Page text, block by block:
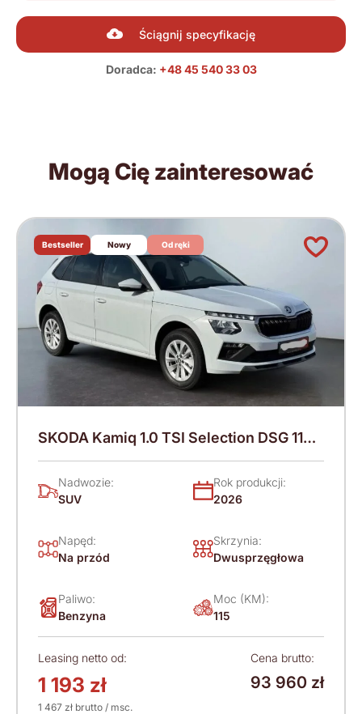
Ściągnij specyfikację
Doradca: +48 45 540 33 03
Mogą Cię zainteresować
Bestseller Nowy Od ręki
SKODA Kamiq 1.0 TSI Selection DSG 115
KM (2026)
Nadwozie:
SUV
Rok produkcji:
2026
Napęd:
Na przód
Skrzynia:
Dwusprzęgłowa
Paliwo:
Benzyna
Moc (KM):
115
Leasing netto od:
1 193 zł
1 467 zł brutto / msc.
Cena brutto:
93 960 zł